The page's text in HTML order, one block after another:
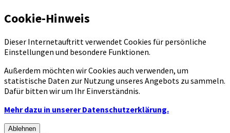
Cookie-Hinweis
Dieser Internetauftritt verwendet Cookies für persönliche
Einstellungen und besondere Funktionen.
Außerdem möchten wir Cookies auch verwenden, um
statistische Daten zur Nutzung unseres Angebots zu sammeln.
Dafür bitten wir um Ihr Einverständnis.
Mehr dazu in unserer Datenschutzerklärung.
Ablehnen